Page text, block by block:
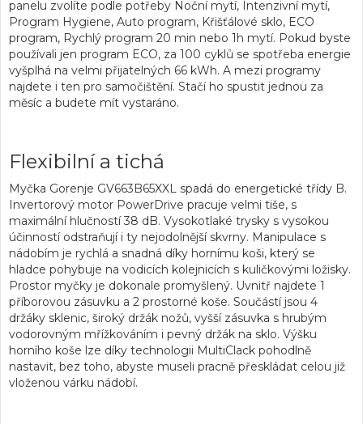
panelu zvolíte podle potřeby Noční mytí, Intenzivní mytí,
Program Hygiene, Auto program, Křišťálové sklo, ECO
program, Rychlý program 20 min nebo 1h mytí. Pokud byste
používali jen program ECO, za 100 cyklů se spotřeba energie
vyšplhá na velmi přijatelných 66 kWh. A mezi programy
najdete i ten pro samočištění. Stačí ho spustit jednou za
měsíc a budete mít vystaráno.
Flexibilní a tichá
Myčka Gorenje GV663B65XXL spadá do energetické třídy B.
Invertorový motor PowerDrive pracuje velmi tiše, s
maximální hlučností 38 dB. Vysokotlaké trysky s vysokou
účinností odstraňují i ty nejodolnější skvrny. Manipulace s
nádobím je rychlá a snadná díky hornímu koši, který se
hladce pohybuje na vodicích kolejnicích s kuličkovými ložisky.
Prostor myčky je dokonale promyšlený. Uvnitř najdete 1
příborovou zásuvku a 2 prostorné koše. Součástí jsou 4
držáky sklenic, široký držák nožů, vyšší zásuvka s hrubým
vodorovným mřížkováním i pevný držák na sklo. Výšku
horního koše lze díky technologii MultiClack pohodlně
nastavit, bez toho, abyste museli pracně přeskládat celou již
vloženou várku nádobí.